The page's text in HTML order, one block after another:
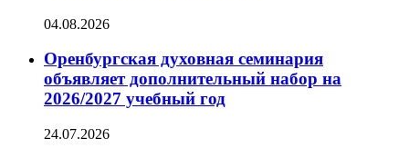
04.08.2026
Оренбургская духовная семинария
объявляет дополнительный набор на
2026/2027 учебный год
24.07.2026